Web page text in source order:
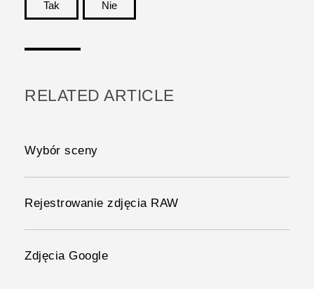
Tak
Nie
RELATED ARTICLE
Wybór sceny
Rejestrowanie zdjęcia RAW
Zdjęcia Google